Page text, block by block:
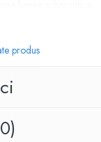
Lucas.
produs